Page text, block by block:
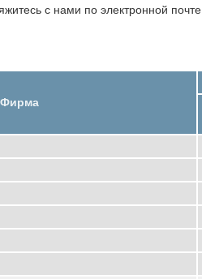
с нами по электронной почте
Фирма